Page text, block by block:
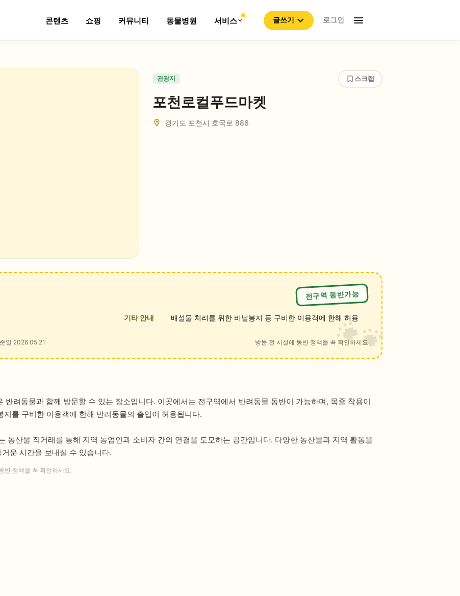
콘텐츠 쇼핑 커뮤니티 동물병원 서비스 글쓰기 로그인
관광지 스크랩
포천로컬푸드마켓
경기도 포천시 호국로 886
전구역 동반가능
기타 안내 배설물 처리를 위한 비닐봉지 등 구비한 이용객에 한해 허용
일 2026.05.21 방문 전 시설에 동반 정책을 꼭 확인하세요
반려동물과 함께 방문할 수 있는 장소입니다. 이곳에서는 전구역에서 반려동물 동반이 가능하며, 목줄 착용이
를 구비한 이용객에 한해 반려동물의 출입이 허용됩니다.
농산물 직거래를 통해 지역 농업인과 소비자 간의 연결을 도모하는 공간입니다. 다양한 농산물과 지역 활동을
운 시간을 보내실 수 있습니다.
반 정책을 꼭 확인하세요.